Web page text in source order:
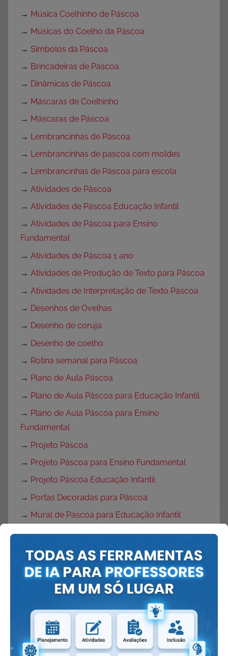
→ Música Coelhinho de Páscoa
→ Músicas do Coelho da Páscoa
→ Símbolos da Páscoa
→ Brincadeiras de Páscoa
→ Dinâmicas de Páscoa
→ Máscaras de Coelhinho
→ Máscaras de Páscoa
→ Lembrancinhas de Páscoa
→ Lembrancinhas de pascoa com moldes
→ Lembrancinhas de Páscoa para escola
→ Atividades de Páscoa
→ Atividades de Páscoa Educação Infantil
→ Atividades de Páscoa para Ensino
Fundamental
→ Atividades de Páscoa 1 ano
→ Atividades de Produção de Texto para Páscoa
→ Atividades de Interpretação de Texto Páscoa
→ Desenhos de Ovelhas
→ Desenho de coruja
→ Desenho de coelho
→ Rotina semanal para Páscoa
→ Plano de Aula Páscoa
→ Plano de Aula Páscoa para Educação Infantil
→ Plano de Aula Páscoa para Ensino
Fundamental
→ Projeto Páscoa
→ Projeto Páscoa para Ensino Fundamental
→ Projeto Páscoa Educação Infantil
→ Portas Decoradas para Páscoa
→ Mural de Páscoa para Educação Infantil
→Painel de Páscoa
→Cartaz de Páscoa
→Decoração de Páscoa
Volta às Aulas:
→ O que fazer no primeiro dia de aula?
Dicas Volta às Aulas
→Texto para o primeiro dia de aula